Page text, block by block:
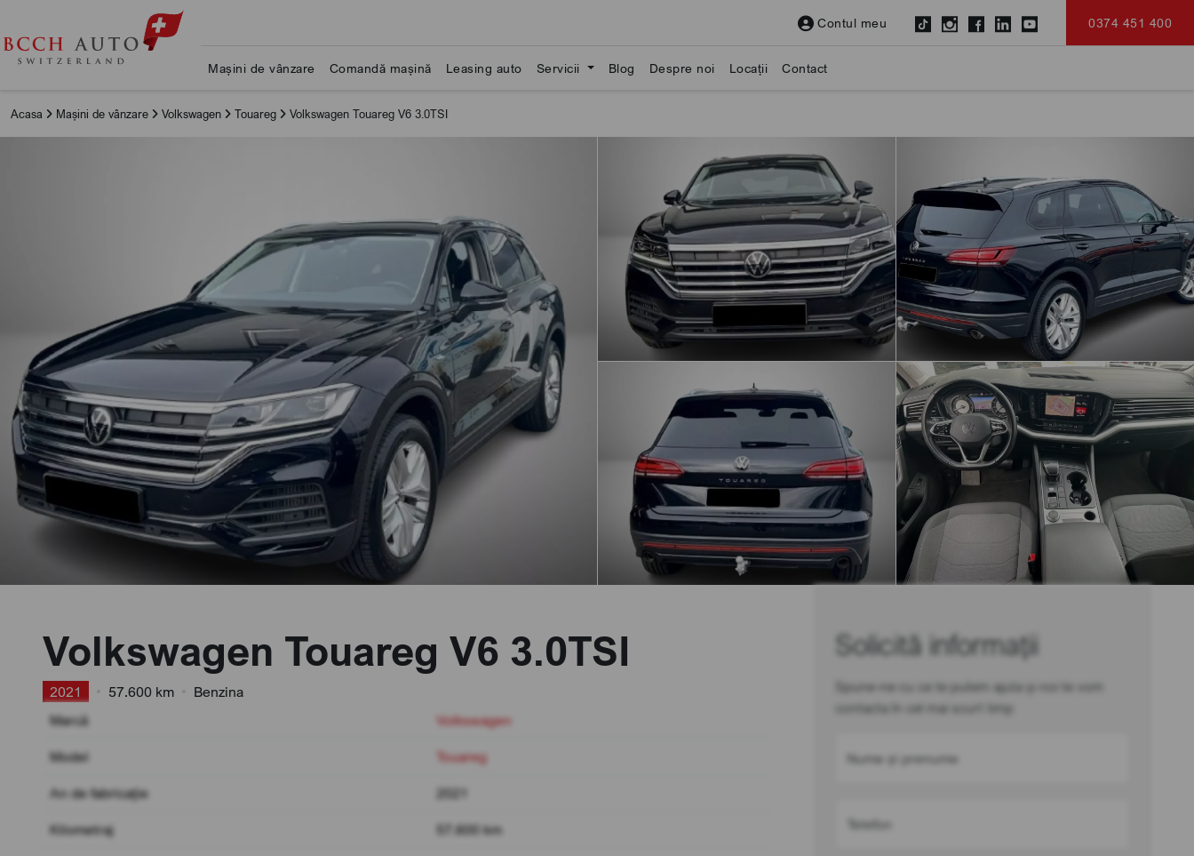
Contul meu 0374 451 400
Mașini de vânzare Comandă mașină Leasing auto Servicii Blog Despre noi Locații Contact
Acasa Mașini de vânzare Volkswagen Touareg Volkswagen Touareg V6 3.0TSI
Volkswagen Touareg V6 3.0TSI
2021 57.600 km
Benzina
Marcă
Volkswagen
Model Touareg
An de fabricație 2021
Kilometraj 57.600 km
Solicită informații
Spune-ne cu ce te putem ajuta și noi te vom
contacta în cel mai scurt timp
Nume și prenume
Telefon